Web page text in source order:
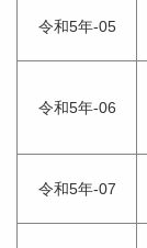
令和5年-05
令和5年-06
令和5年-07